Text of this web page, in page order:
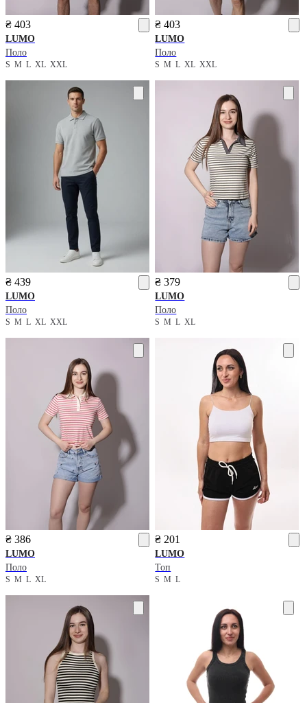
₴ 403
LUMO
Поло
S M L XL XXL
₴ 403
LUMO
Поло
SMLXLXXL
₴ 439
LUMO
Поло
S M L XL XXL
₴ 379
LUMO
Поло
SMLXL
₴ 386
LUMO
Поло
S M L XL
₴ 201
LUMO
Топ
SML